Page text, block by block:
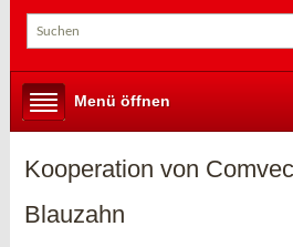
Menü öffnen
Kooperation von
Blauzahn